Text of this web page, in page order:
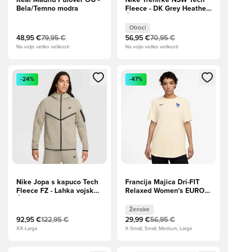
Bela/Temno modra
48,95 €79,95 €
Na voljo veliko velikosti
Fleece - DK Grey Heather/
Otroci
56,95 €70,95 €
Na voljo veliko velikosti
Odpre Modal za prijavo ali vpis kot član
-24%
Nike Jopa s kapuco Tech
Fleece FZ - Lahka vojska/
92,95 €122,95 €
XX-Large
Odpre Modal za prijavo ali
-47%
Francija Majica Dri-FIT
Relaxed Women's EURO
slonokoščina/Oprane
korale/Svetlo modra
Ženske
Ženske
29,99 €56,95 €
X-Small, Small, Medium, Large